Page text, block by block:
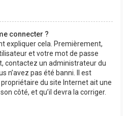
connecter ?
expliquer cela. Premièrement,
et votre mot de passe
contactez un administrateur du
n’avez pas été banni. Il est
du site Internet ait une
côté, et qu’il devra la corriger.